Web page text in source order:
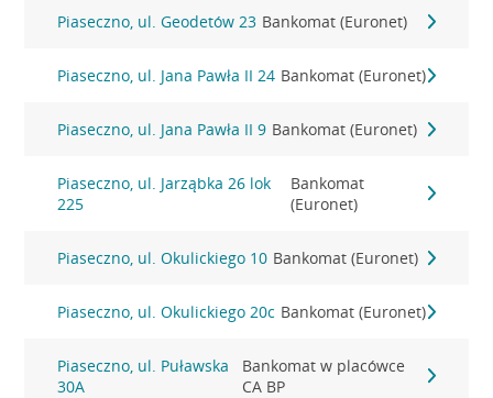
Piaseczno, ul. Geodetów 23 Bankomat (Euronet)
Piaseczno, ul. Jana Pawła II 24 Bankomat (Euronet)
Piaseczno, ul. Jana Pawła II 9 Bankomat (Euronet)
Piaseczno, ul. Jarząbka 26 lok
225
Bankomat
(Euronet)
Piaseczno, ul. Okulickiego 10 Bankomat (Euronet)
Piaseczno, ul. Okulickiego 20c Bankomat (Euronet)
Piaseczno, ul. Puławska
30A
Bankomat w placówce
CA BP